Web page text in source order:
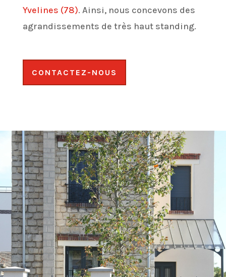
Yvelines (78). Ainsi, nous concevons des
agrandissements de très haut standing.
CONTACTEZ-NOUS